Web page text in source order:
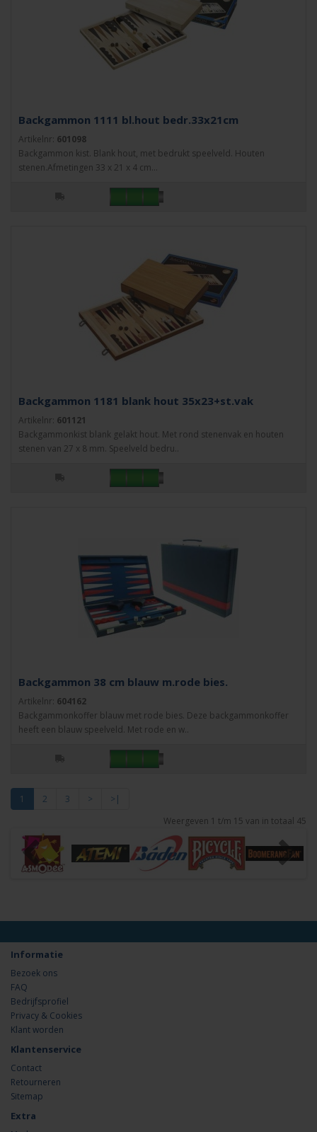
Backgammon 1111 bl.hout bedr.33x21cm
Artikelnr: 601098
Backgammon kist. Blank hout, met bedrukt speelveld. Houten
stenen.Afmetingen 33 x 21 x 4 cm...
Backgammon 1181 blank hout 35x23+st.vak
Artikelnr: 601121
Backgammonkist blank gelakt hout. Met rond stenenvak en houten
stenen van 27 x 8 mm. Speelveld bedru..
Backgammon 38 cm blauw m.rode bies.
Artikelnr: 604162
Backgammonkoffer blauw met rode bies. Deze backgammonkoffer
heeft een blauw speelveld. Met rode en w..
1 2 3 >
>|
Weergeven 1 t/m 15 van in totaal 45
Informatie
Bezoek ons
FAQ
Bedrijfsprofiel
Privacy & Cookies
Klant worden
Klantenservice
Contact
Retourneren
Sitemap
Extra